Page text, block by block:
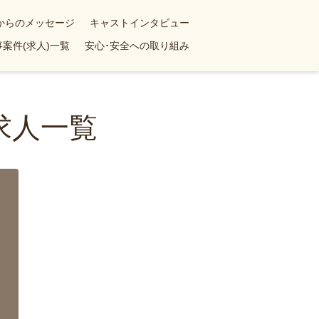
らのメッセージ
キャストインタビュー
案件(求人)一覧
安心･安全への取り組み
人一覧